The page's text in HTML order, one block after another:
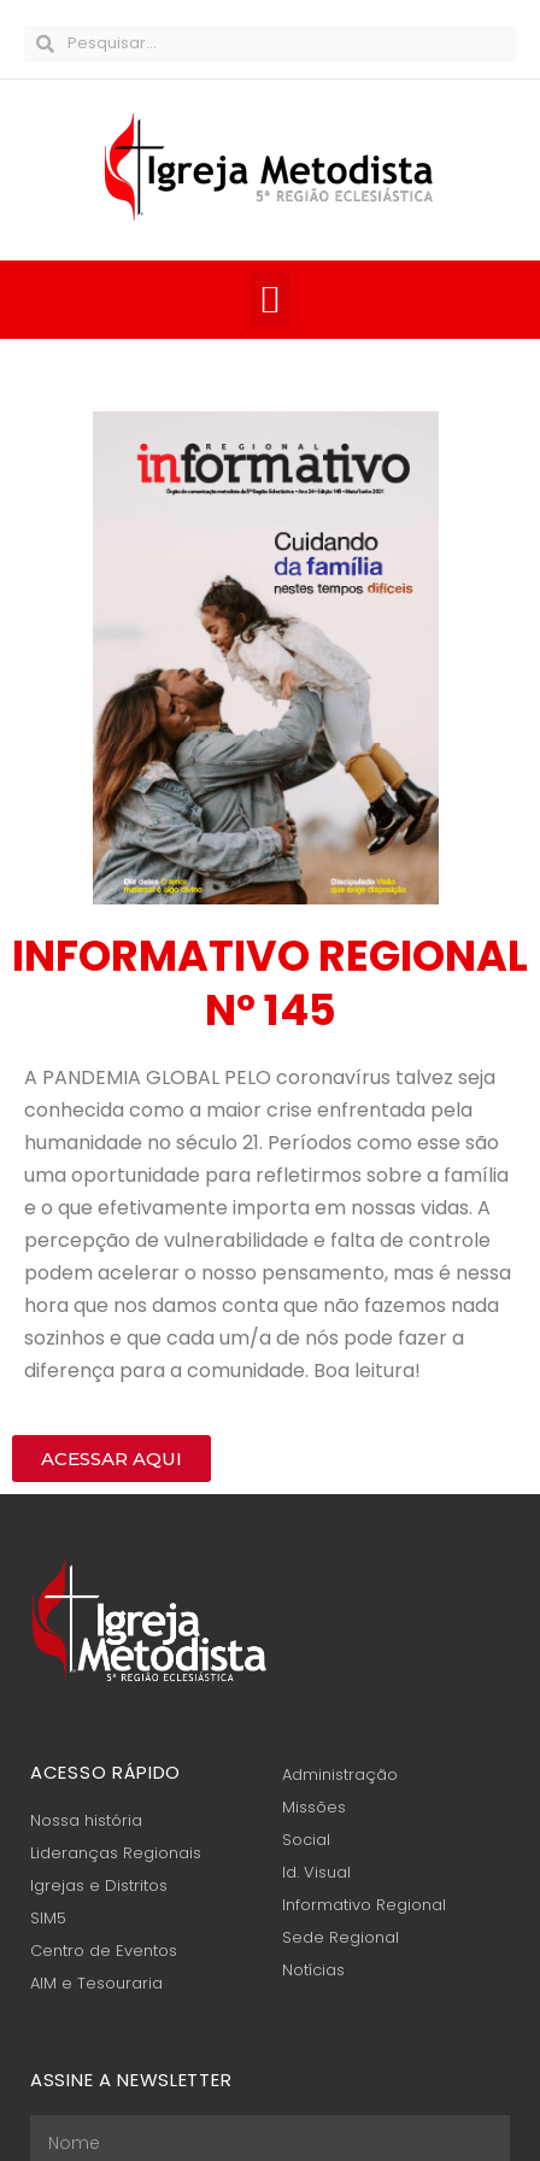
INFORMATIVO REGIONAL
Nº 145
A PANDEMIA GLOBAL PELO coronavírus talvez seja
conhecida como a maior crise enfrentada pela
humanidade no século 21. Períodos como esse são
uma oportunidade para refletirmos sobre a família
e o que efetivamente importa em nossas vidas. A
percepção de vulnerabilidade e falta de controle
podem acelerar o nosso pensamento, mas é nessa
hora que nos damos conta que não fazemos nada
sozinhos e que cada um/a de nós pode fazer a
diferença para a comunidade. Boa leitura!
ACESSAR AQUI
ACESSO RÁPIDO
Nossa história
Lideranças Regionais
Igrejas e Distritos
SIM5
Centro de Eventos
AIM e Tesouraria
Administração
Missões
Social
Id. Visual
Informativo Regional
Sede Regional
Notícias
ASSINE A NEWSLETTER